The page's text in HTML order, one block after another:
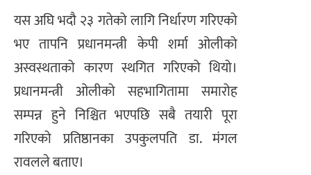
यस अघि भदौ २३ गतेको लागि निर्धारण गरिएको
भए तापनि प्रधानमन्त्री केपी शर्मा ओलीको
अस्वस्थताको कारण स्थगित गरिएको थियो।
प्रधानमन्त्री ओलीको सहभागितामा समारोह
सम्पन्न हुने निश्चित भएपछि सबै तयारी पूरा
गरिएको प्रतिष्ठानका उपकुलपति डा. मंगल
रावलले बताए।